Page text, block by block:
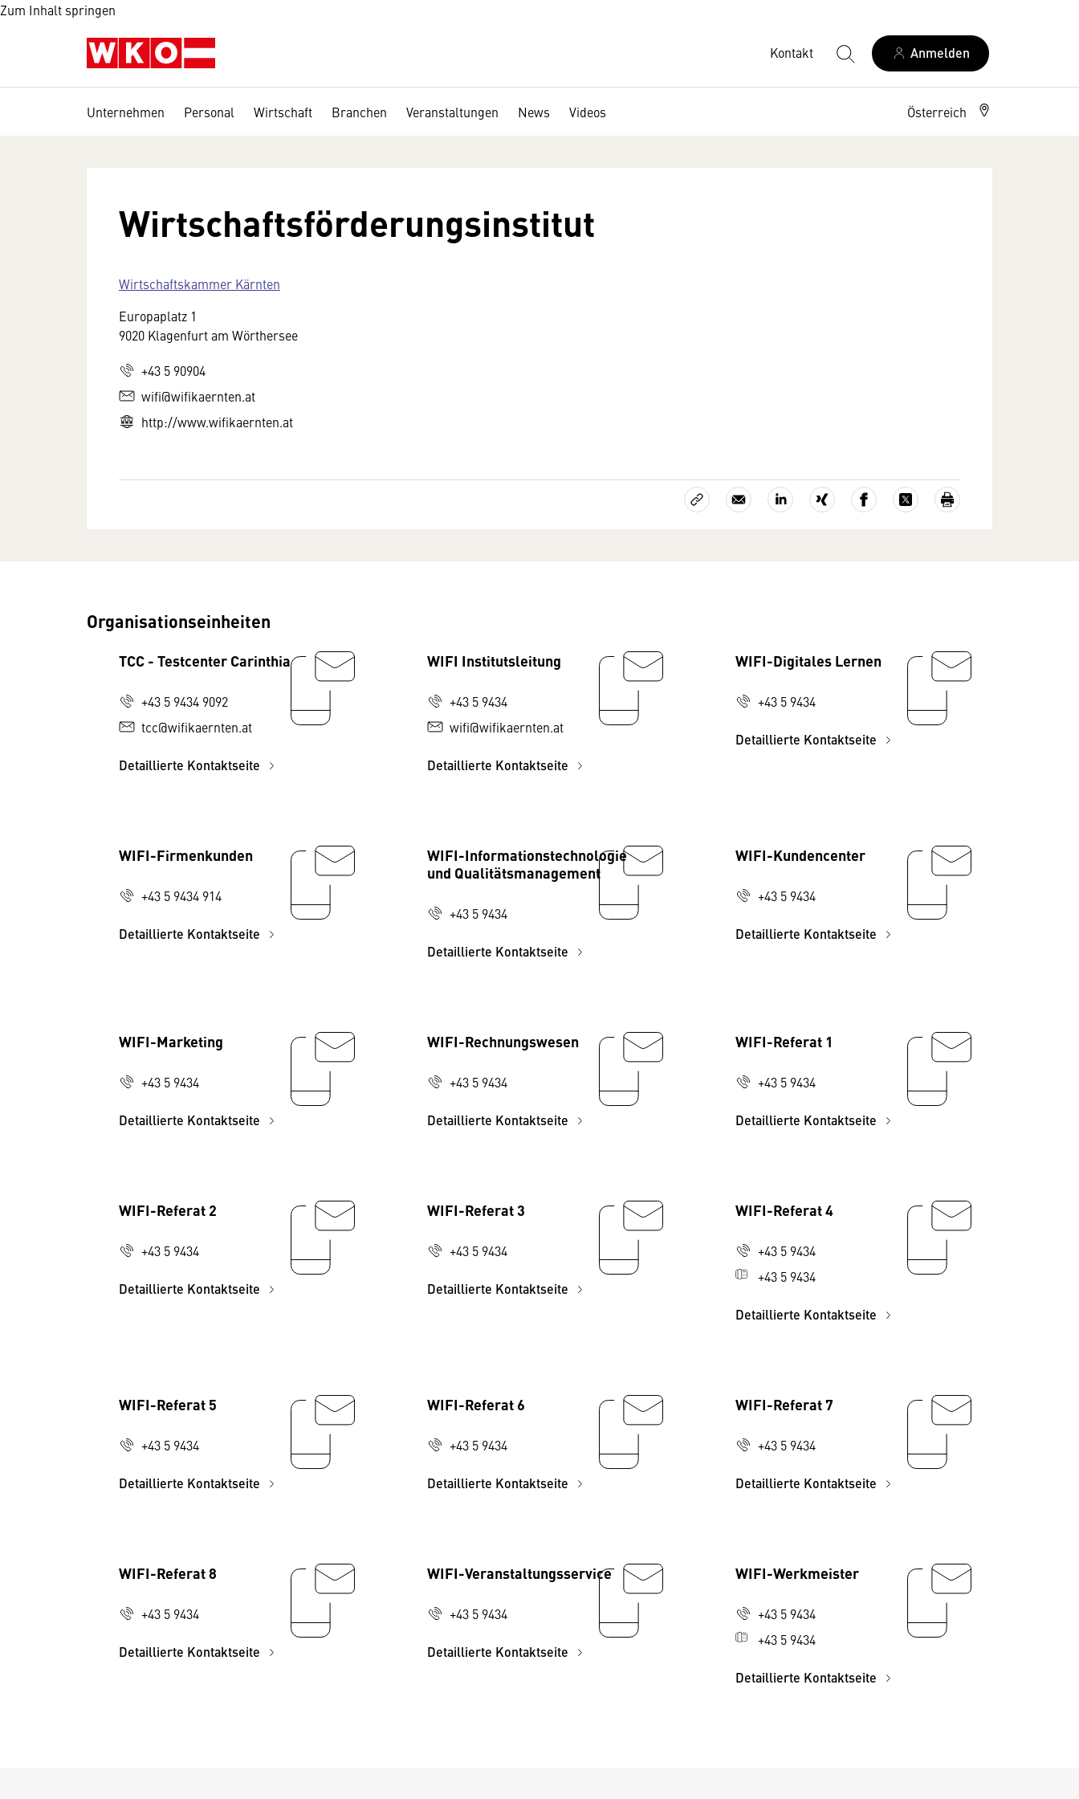
Zum Inhalt springen
Kontakt Anmelden
Unternehmen Personal Wirtschaft Branchen Veranstaltungen News Videos Österreich
Wirtschaftsförderungsinstitut
Wirtschaftskammer Kärnten
Europaplatz 1
9020 Klagenfurt am Wörthersee
+43 5 90904
wifi@wifikaernten.at
http://www.wifikaernten.at
Organisationseinheiten
TCC - Testcenter Carinthia
+43 5 9434 9092
tcc@wifikaernten.at
Detaillierte Kontaktseite
WIFI Institutsleitung
+43 5 9434
wifi@wifikaernten.at
Detaillierte Kontaktseite
WIFI-Digitales Lernen
+43 5 9434
Detaillierte Kontaktseite
WIFI-Firmenkunden
+43 5 9434 914
Detaillierte Kontaktseite
WIFI-Informationstechnologie
und Qualitätsmanagement
+43 5 9434
Detaillierte Kontaktseite
WIFI-Kundencenter
+43 5 9434
Detaillierte Kontaktseite
WIFI-Marketing
+43 5 9434
Detaillierte Kontaktseite
WIFI-Rechnungswesen
+43 5 9434
Detaillierte Kontaktseite
WIFI-Referat 1
+43 5 9434
Detaillierte Kontaktseite
WIFI-Referat 2
+43 5 9434
Detaillierte Kontaktseite
WIFI-Referat 3
+43 5 9434
Detaillierte Kontaktseite
WIFI-Referat 4
+43 5 9434
+43 5 9434
Detaillierte Kontaktseite
WIFI-Referat 5
+43 5 9434
Detaillierte Kontaktseite
WIFI-Referat 6
+43 5 9434
Detaillierte Kontaktseite
WIFI-Referat 7
+43 5 9434
Detaillierte Kontaktseite
WIFI-Referat 8
+43 5 9434
Detaillierte Kontaktseite
WIFI-Veranstaltungsservice
+43 5 9434
Detaillierte Kontaktseite
WIFI-Werkmeister
+43 5 9434
+43 5 9434
Detaillierte Kontaktseite